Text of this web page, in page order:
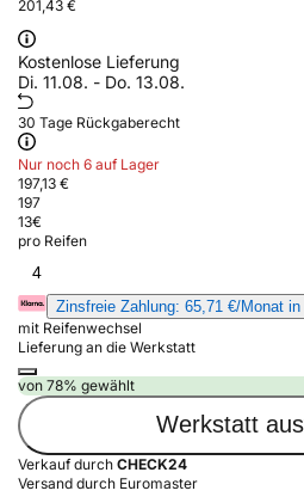
201,43 €
Kostenlose Lieferung
Di. 11.08. - Do. 13.08.
30 Tage Rückgaberecht
Nur noch 6 auf Lager
197,13 €
197
13€
pro Reifen
4
Zinsfreie Zahlung: 65,71 €/Monat
mit Reifenwechsel
Lieferung an die Werkstatt
von 78% gewählt
Werkstatt
Verkauf durch CHECK24
Versand durch Euromaster